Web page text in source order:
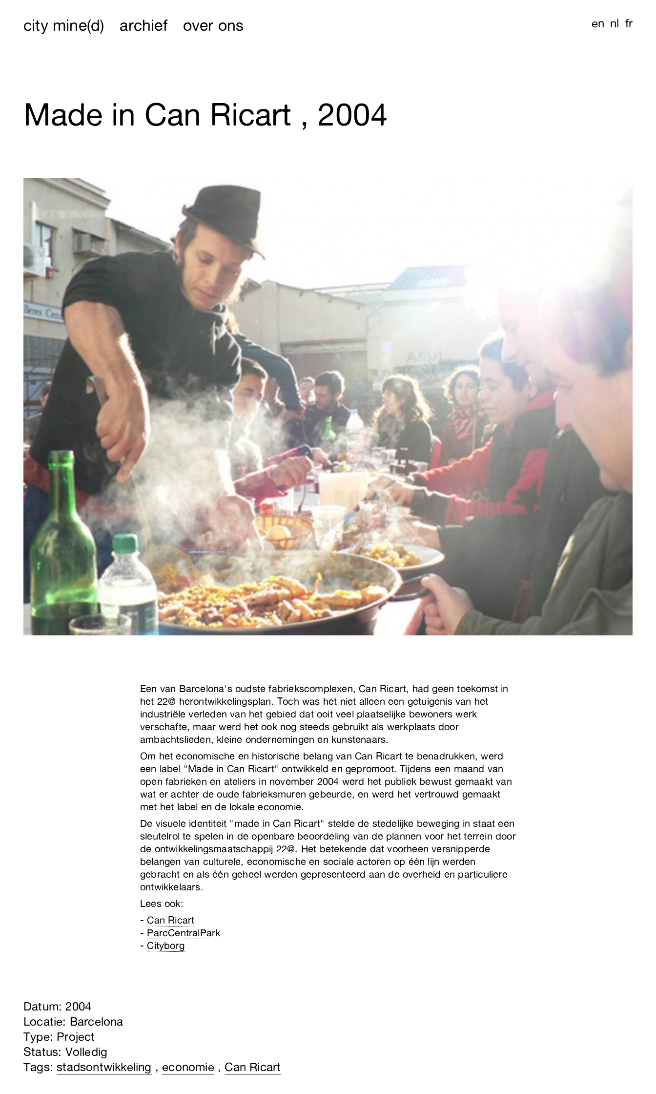
city mine(d) archief over ons en nl fr
Made in Can Ricart , 2004
Een van Barcelona's oudste fabriekscomplexen, Can Ricart, had geen toekomst in
het 22@ herontwikkelingsplan. Toch was het niet alleen een getuigenis van het
industriële verleden van het gebied dat ooit veel plaatselijke bewoners werk
verschafte, maar werd het ook nog steeds gebruikt als werkplaats door
ambachtslieden, kleine ondernemingen en kunstenaars.
Om het economische en historische belang van Can Ricart te benadrukken, werd
een label "Made in Can Ricart" ontwikkeld en gepromoot. Tijdens een maand van
open fabrieken en ateliers in november 2004 werd het publiek bewust gemaakt van
wat er achter de oude fabrieksmuren gebeurde, en werd het vertrouwd gemaakt
met het label en de lokale economie.
De visuele identiteit "made in Can Ricart" stelde de stedelijke beweging in staat een
sleutelrol te spelen in de openbare beoordeling van de plannen voor het terrein door
de ontwikkelingsmaatschappij 22@. Het betekende dat voorheen versnipperde
belangen van culturele, economische en sociale actoren op één lijn werden
gebracht en als één geheel werden gepresenteerd aan de overheid en particuliere
ontwikkelaars.
Lees ook:
Can Ricart
ParcCentralPark
Cityborg
Datum: 2004
Locatie: Barcelona
Type: Project
Status: Volledig
Tags:stadsontwikkeling ,economie, Can Ricart